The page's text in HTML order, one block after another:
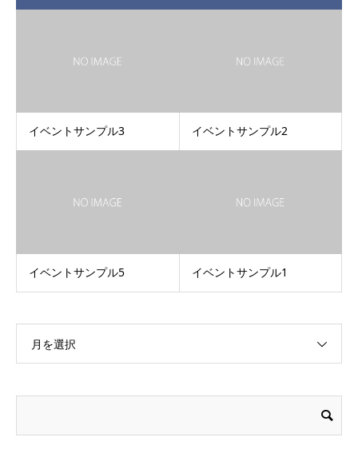
イベントサンプル3 イベントサンプル2
イベントサンプル5 イベントサンプル1
月を選択